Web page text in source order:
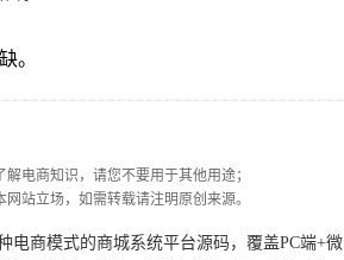
。
电商知识，请您不要用于其他用途；
站立场，如需转载请注明原创来源。
电商模式的商城系统平台源码，覆盖PC端+微